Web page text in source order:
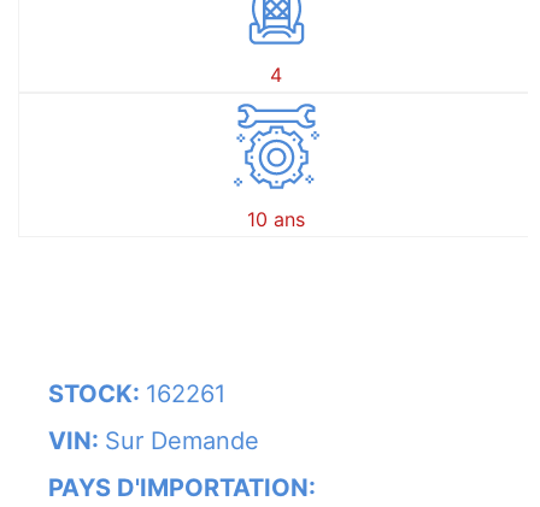
4
10 ans
STOCK: 162261
VIN: Sur Demande
PAYS D'IMPORTATION: